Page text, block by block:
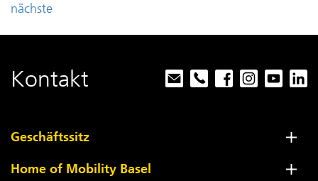
nächste
Kontakt
Geschäftssitz
Home of Mobility Basel